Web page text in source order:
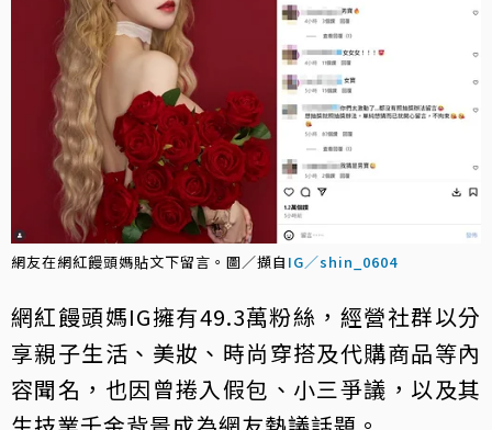
網友在網紅饅頭媽貼文下留言。圖／擷自 IG／shin_0604
網紅饅頭媽IG擁有49.3萬粉絲，經營社群以分
享親子生活、美妝、時尚穿搭及代購商品等內
容聞名，也因曾捲入假包、小三爭議，以及其